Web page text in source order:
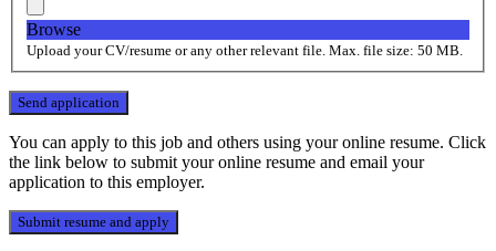
Browse
Upload your CV/resume or any other relevant file. Max. file size: 50 MB.
You can apply to this job and others using your online resume. Click
the link below to submit your online resume and email your
application to this employer.